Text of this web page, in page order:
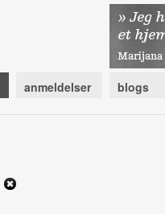
anmeldelser blogs